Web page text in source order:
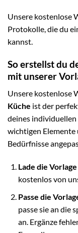
Unsere kostenlose
Protokolle, die du
kannst.
So erstellst du
mit unserer
Unsere kostenlose
Küche ist der
deines
wichtigen Elemente
Bedürfnisse
Lade die
kostenlos von
Passe die
passe sie an die
an. Ergänze